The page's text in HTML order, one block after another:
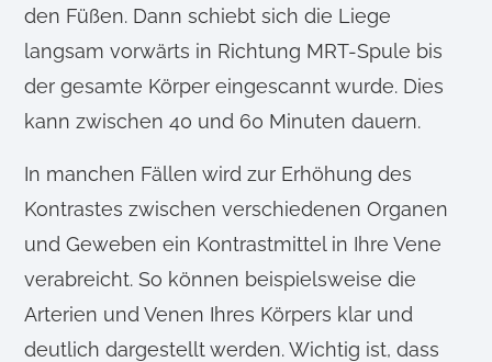
den Füßen. Dann schiebt sich die Liege
langsam vorwärts in Richtung MRT-Spule bis
der gesamte Körper eingescannt wurde. Dies
kann zwischen 40 und 60 Minuten dauern.
In manchen Fällen wird zur Erhöhung des
Kontrastes zwischen verschiedenen Organen
und Geweben ein Kontrastmittel in Ihre Vene
verabreicht. So können beispielsweise die
Arterien und Venen Ihres Körpers klar und
deutlich dargestellt werden. Wichtig ist, dass